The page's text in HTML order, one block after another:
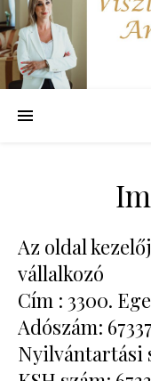
Az oldal
vállalkozó
Cím : 3300.
Adószám:
Nyilvántartási